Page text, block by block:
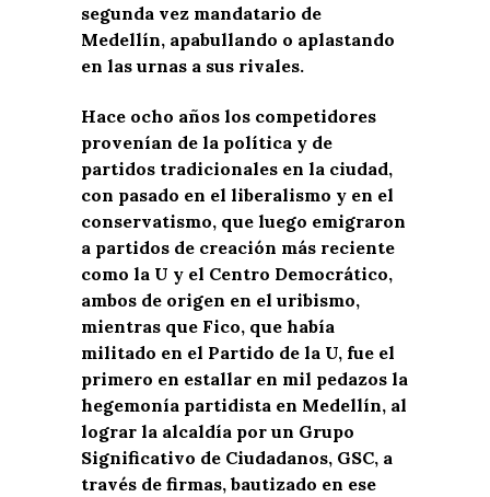
segunda vez mandatario de
Medellín, apabullando o aplastando
en las urnas a sus rivales.
Hace ocho años los competidores
provenían de la política y de
partidos tradicionales en la ciudad,
con pasado en el liberalismo y en el
conservatismo, que luego emigraron
a partidos de creación más reciente
como la U y el Centro Democrático,
ambos de origen en el uribismo,
mientras que Fico, que había
militado en el Partido de la U, fue el
primero en estallar en mil pedazos la
hegemonía partidista en Medellín, al
lograr la alcaldía por un Grupo
Significativo de Ciudadanos, GSC, a
través de firmas, bautizado en ese